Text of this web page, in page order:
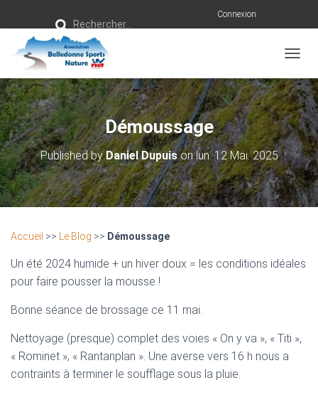
h
e
r
:
Rechercher…
Connexion
Démoussage
Published byDaniel Dupuisonlun. 12 Mai. 2025
Accueil >> Le Blog >> Démoussage
Un été 2024 humide + un hiver doux = les conditions idéales
pour faire pousser la mousse !
Bonne séance de brossage ce 11 mai.
Nettoyage (presque) complet des voies « On y va », « Titi »,
« Rominet », « Rantanplan ». Une averse vers 16 h nous a
contraints à terminer le soufflage sous la pluie.